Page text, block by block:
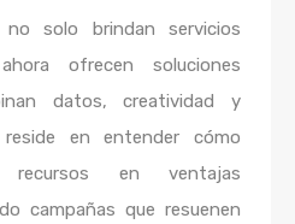
no solo brindan servicios
ofrecen soluciones
datos, creatividad y
en entender cómo
recursos en ventajas
campañas que resuenen